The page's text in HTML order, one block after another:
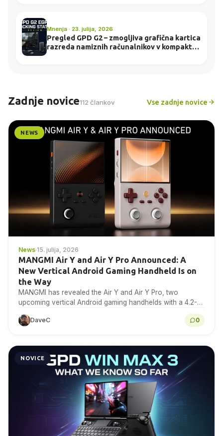
Mnenja · 23. julija, 2026
Pregled GPD G2 – zmogljiva grafična kartica
razreda namiznih računalnikov v kompaktni
Zadnje novice112 člankov Vse zadnje novice
NEWS
News·15. julija, 2026
MANGMI Air Y and Air Y Pro Announced: A
New Vertical Android Gaming Handheld Is on
the Way
MANGMI has revealed the Air Y and Air Y Pro, two
upcoming vertical Android gaming handhelds with a 4.2-
DaveC 0
NOVICE